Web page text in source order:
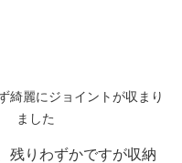
綺麗にジョイントが収まり
ました
残りわずかですが収納